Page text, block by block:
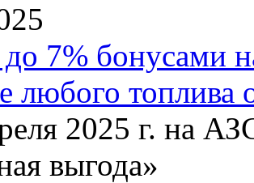
7% бонусами
любого топлива
2025 г. на
выгода»